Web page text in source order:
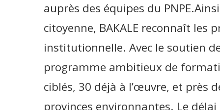
auprès des équipes du
citoyenne, BAKALE reconnaît les
institutionnelle. Avec le soutien
programme ambitieux de
ciblés, 30 déjà à l’œuvre, et près
provinces environnantes. Le